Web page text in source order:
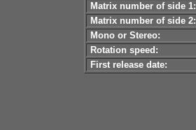
Matrix number of side 1:
Matrix number of side 2:
Mono or Stereo:
Rotation speed:
First release date: